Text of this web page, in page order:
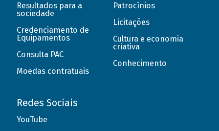
Resultados para a
sociedade
Credenciamento de
Equipamentos
Consulta PAC
Moedas contratuais
Patrocínios
Licitações
Cultura e economia
criativa
Conhecimento
Redes Sociais
YouTube